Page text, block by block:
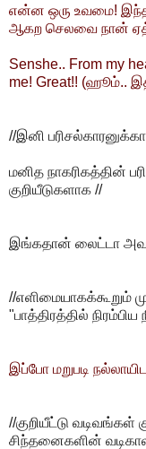
என்ன ஒரு உவமை!
ஆகற செலவை நான்
Senshe.. From my
me! Great!! (ஹூம்..
//இனி
மனித நாகரிகத்தின்
குறியீடுகளாக //
இங்கதான் லைட்டா
//எளிமையாகக்கூறும்
"பாத்திரத்தில்
இப்போ மறுபடி
//குறியீட்டு வடிவங்கள்
சிந்தனைகளின்